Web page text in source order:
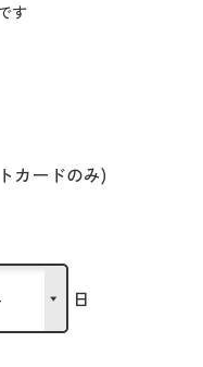
す
カードのみ)
日